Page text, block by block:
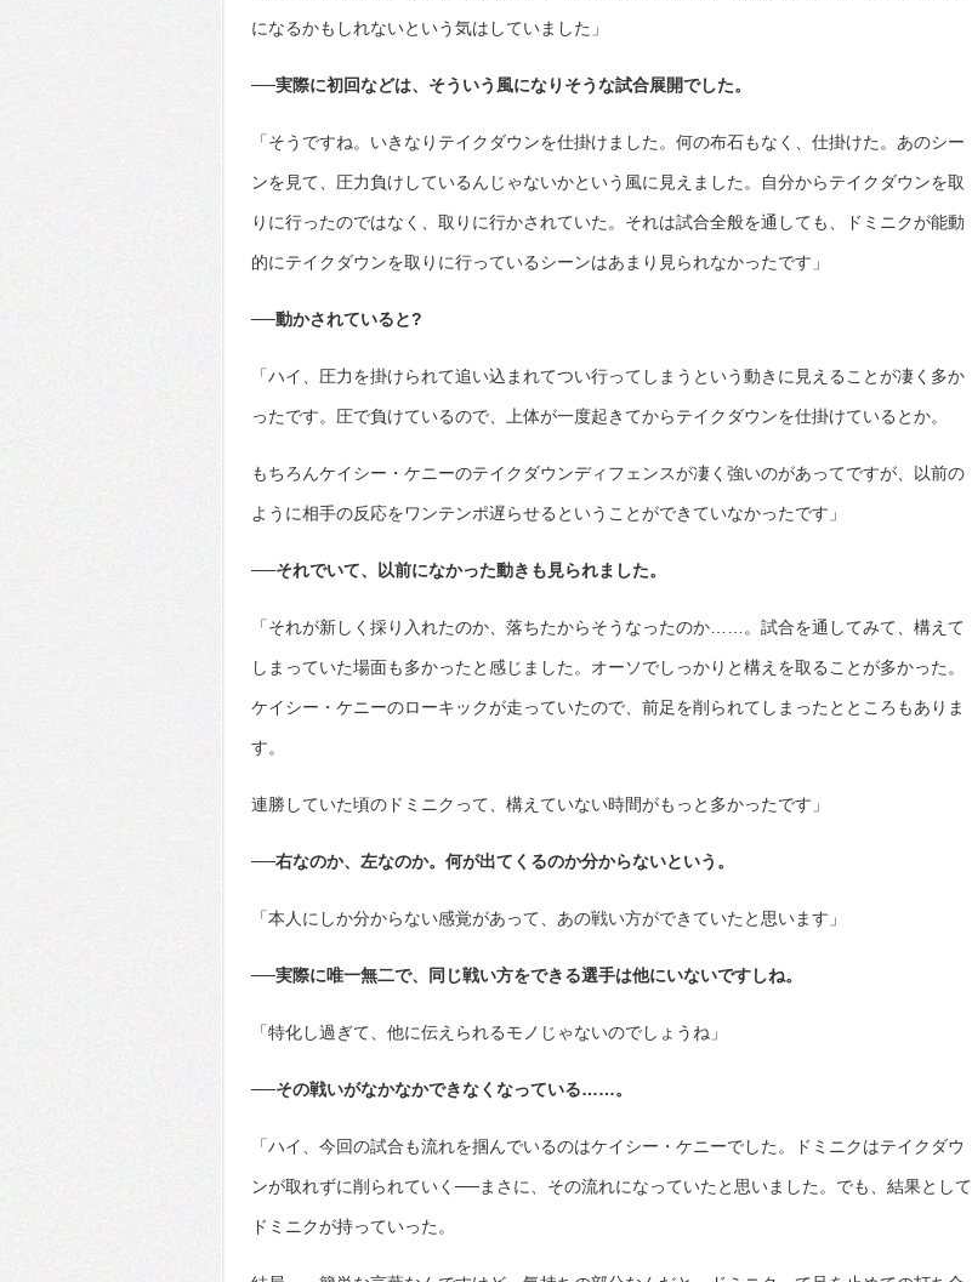
になるかもしれないという気はしていました」
──実際に初回などは、そういう風になりそうな試合展開でした。
「そうですね。いきなりテイクダウンを仕掛けました。何の布石もなく、仕掛けた。あのシー
ンを見て、圧力負けしているんじゃないかという風に見えました。自分からテイクダウンを取
りに行ったのではなく、取りに行かされていた。それは試合全般を通しても、ドミニクが能動
的にテイクダウンを取りに行っているシーンはあまり見られなかったです」
──動かされていると?
「ハイ、圧力を掛けられて追い込まれてつい行ってしまうという動きに見えることが凄く多か
ったです。圧で負けているので、上体が一度起きてからテイクダウンを仕掛けているとか。
もちろんケイシー・ケニーのテイクダウンディフェンスが凄く強いのがあってですが、以前の
ように相手の反応をワンテンポ遅らせるということができていなかったです」
──それでいて、以前になかった動きも見られました。
「それが新しく採り入れたのか、落ちたからそうなったのか……。試合を通してみて、構えて
しまっていた場面も多かったと感じました。オーソでしっかりと構えを取ることが多かった。
ケイシー・ケニーのローキックが走っていたので、前足を削られてしまったとところもありま
す。
連勝していた頃のドミニクって、構えていない時間がもっと多かったです」
──右なのか、左なのか。何が出てくるのか分からないという。
「本人にしか分からない感覚があって、あの戦い方ができていたと思います」
──実際に唯一無二で、同じ戦い方をできる選手は他にいないですしね。
「特化し過ぎて、他に伝えられるモノじゃないのでしょうね」
──その戦いがなかなかできなくなっている……。
「ハイ、今回の試合も流れを掴んでいるのはケイシー・ケニーでした。ドミニクはテイクダウ
ンが取れずに削られていく──まさに、その流れになっていたと思いました。でも、結果として
ドミニクが持っていった。